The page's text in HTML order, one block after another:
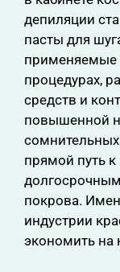
депиляции
пасты для
применяемые
процедурах,
средств и
повышенной
прямой путь
покрова.
индустрии
экономить на